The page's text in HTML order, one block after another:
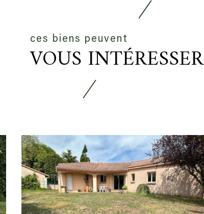
ces biens peuvent
VOUS INTÉRESSER